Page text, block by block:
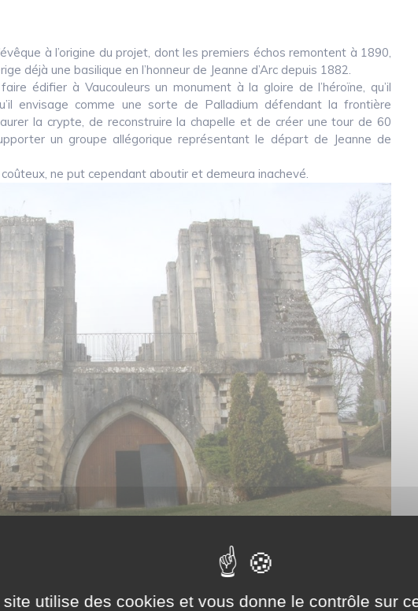
à l’origine du projet, dont les premiers échos remontent à 1890,
déjà une basilique en l’honneur de Jeanne d’Arc depuis 1882.
édifier à Vaucouleurs un monument à la gloire de l’héroïne, qu’il
envisage comme une sorte de Palladium défendant la frontière
la crypte, de reconstruire la chapelle et de créer une tour de 60
un groupe allégorique représentant le départ de Jeanne de
ne put cependant aboutir et demeura inachevé.
site utilise des cookies et vous donne le contrôle sur